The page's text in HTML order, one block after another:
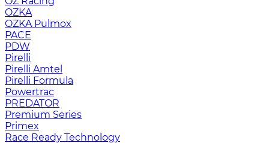
OZKA
OZKA Pulmox
PACE
PDW
Pirelli
Pirelli Amtel
Pirelli Formula
Powertrac
PREDATOR
Premium Series
Primex
Race Ready Technology